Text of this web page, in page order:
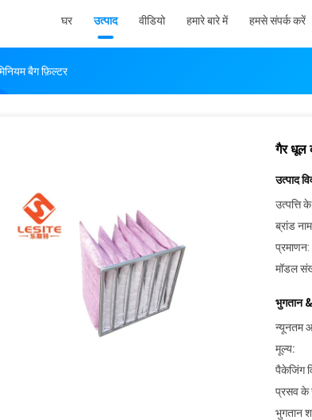
घर उत्पाद वीडियो हमारे बारे में हमसे संपर्क करें
बैग फ़िल्टर
गैर धूल
उत्पाद
उत्पत्ति
ब्रांड
प्रमाणन:
मॉडल
भुगतान
न्यूनतम
मूल्य:
पैकेजिंग
प्रसव के
भुगतान